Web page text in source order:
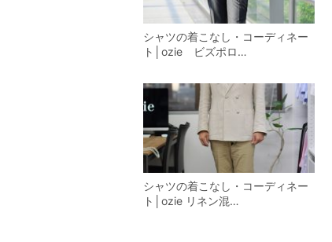
シャツの着こなし・コーディネー
ト│ozie ビズポロ…
シャツの着こなし・コーディネー
ト│ozie リネン混…